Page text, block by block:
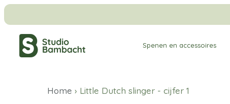
Meteen
naar
content
Spenen en accessoires
Home› Little Dutch slinger - cijfer 1